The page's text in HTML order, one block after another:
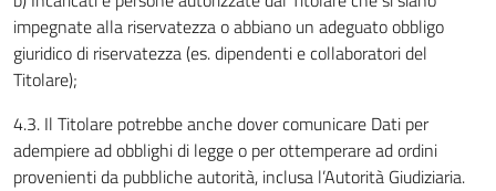
impegnate alla riservatezza o abbiano un adeguato obbligo
giuridico di riservatezza (es. dipendenti e collaboratori del
Titolare);
4.3. Il Titolare potrebbe anche dover comunicare Dati per
adempiere ad obblighi di legge o per ottemperare ad ordini
provenienti da pubbliche autorità, inclusa l’Autorità Giudiziaria.